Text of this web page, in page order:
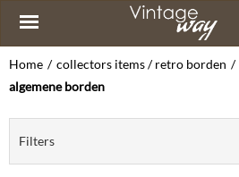
Home / collectors items / retro borden /
algemene borden
Filters